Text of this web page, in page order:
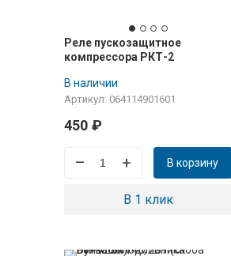
Реле пускозащитное
компрессора РКТ-2
В наличии
Артикул: 064114901601
450 ₽
– + В корзину
В 1 клик